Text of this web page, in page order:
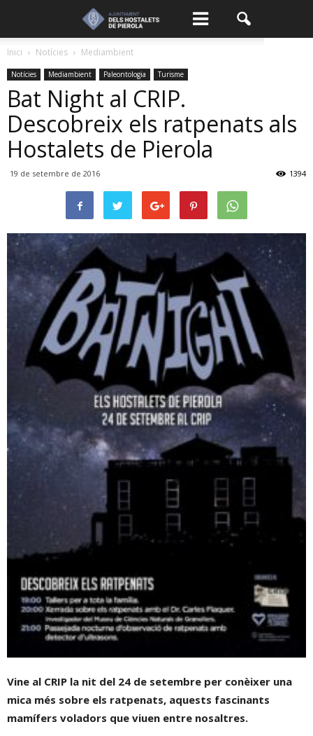
Inici Notícies Mediambient
Notícies Mediambient Paleontologia Turisme
Bat Night al CRIP.
Descobreix els ratpenats als
Hostalets de Pierola
19 de setembre de 2016 1394
Vine al CRIP la nit del 24 de setembre per conèixer una
mica més sobre els ratpenats, aquests fascinants
mamífers voladors que viuen entre nosaltres.